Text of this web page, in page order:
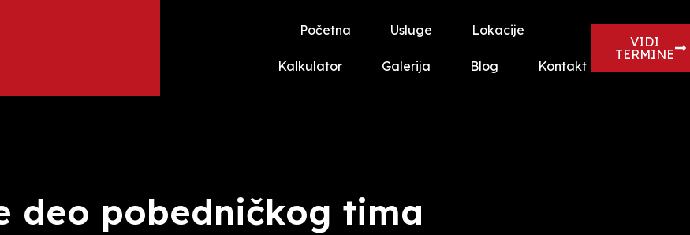
Početna Usluge Lokacije
Kalkulator Galerija Blog Kontakt
VIDI
TERMINE
deo pobedničkog tima